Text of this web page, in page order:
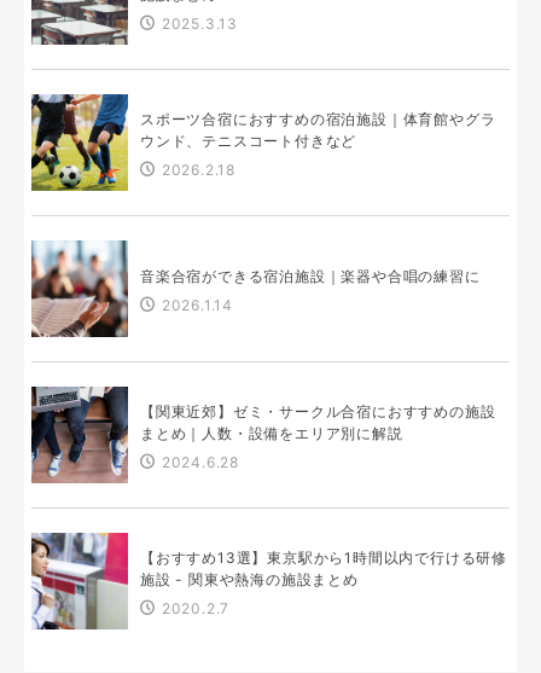
2025.3.13
スポーツ合宿におすすめの宿泊施設｜体育館やグラ
ウンド、テニスコート付きなど
2026.2.18
音楽合宿ができる宿泊施設｜楽器や合唱の練習に
2026.1.14
【関東近郊】ゼミ・サークル合宿におすすめの施設
まとめ｜人数・設備をエリア別に解説
2024.6.28
【おすすめ13選】東京駅から1時間以内で行ける研修
施設 - 関東や熱海の施設まとめ
2020.2.7